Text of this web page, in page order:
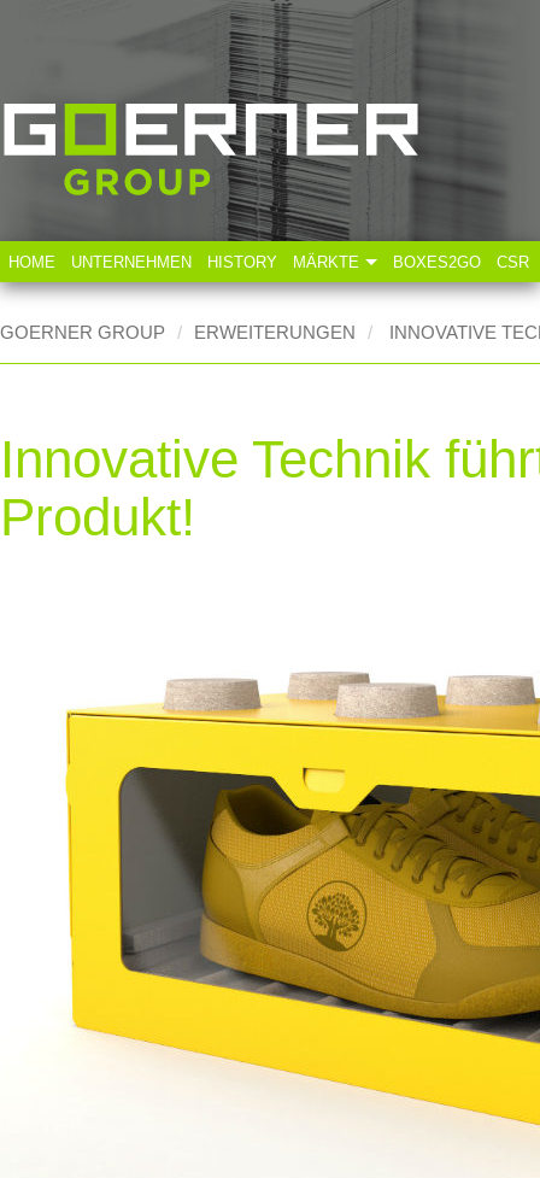
HOME UNTERNEHMEN HISTORY MÄRKTE
Lebensmittelindustrie
BOXES2GO CSR
GOERNER GROUP ERWEITERUNGEN INNOVATIVE
Innovative Technik
Produkt!